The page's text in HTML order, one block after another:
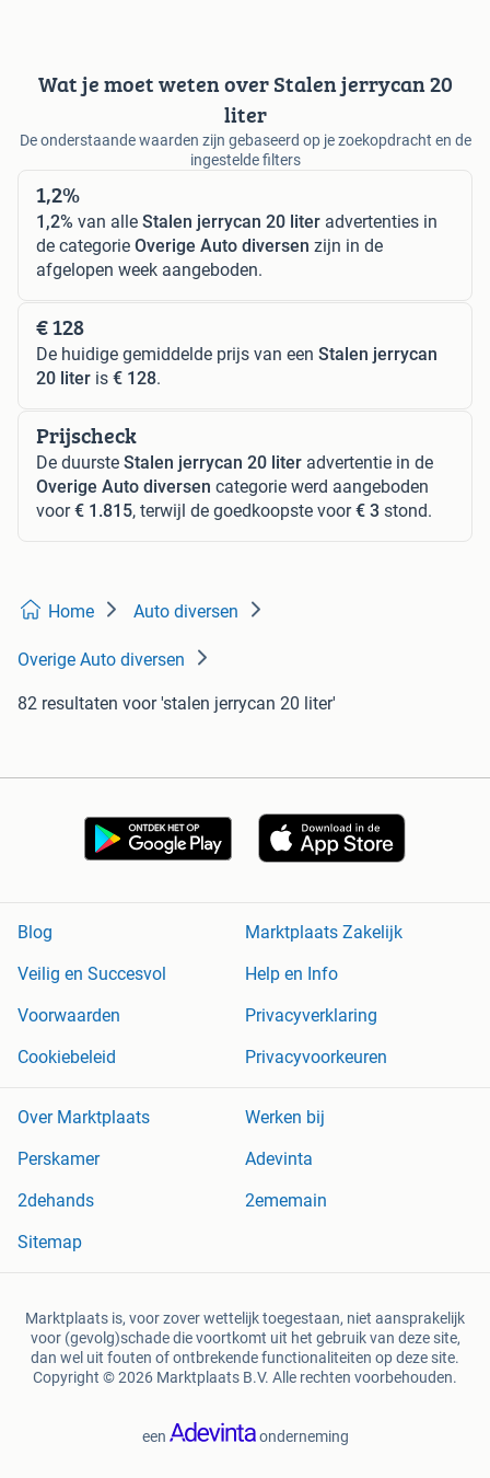
Wat je moet weten over Stalen jerrycan 20
liter
De onderstaande waarden zijn gebaseerd op je zoekopdracht en de
ingestelde filters
1,2%
1,2% van alle Stalen jerrycan 20 liter advertenties in
de categorie Overige Auto diversen zijn in de
afgelopen week aangeboden.
€ 128
De huidige gemiddelde prijs van een Stalen jerrycan
20 liter is € 128.
Prijscheck
De duurste Stalen jerrycan 20 liter advertentie in de
Overige Auto diversen categorie werd aangeboden
voor€ 1.815, terwijl de goedkoopste voor€ 3 stond.
Home Auto diversen
Overige Auto diversen
82 resultaten voor 'stalen jerrycan 20 liter'
Blog
Marktplaats Zakelijk
Veilig en Succesvol
Help en Info
Voorwaarden
Privacyverklaring
Cookiebeleid
Privacyvoorkeuren
Over Marktplaats
Werken bij
Perskamer
Adevinta
2dehands
2ememain
Sitemap
Marktplaats is, voor zover wettelijk toegestaan, niet aansprakelijk
voor (gevolg)schade die voortkomt uit het gebruik van deze site,
dan wel uit fouten of ontbrekende functionaliteiten op deze site.
Copyright © 2026 Marktplaats B.V. Alle rechten voorbehouden.
een onderneming